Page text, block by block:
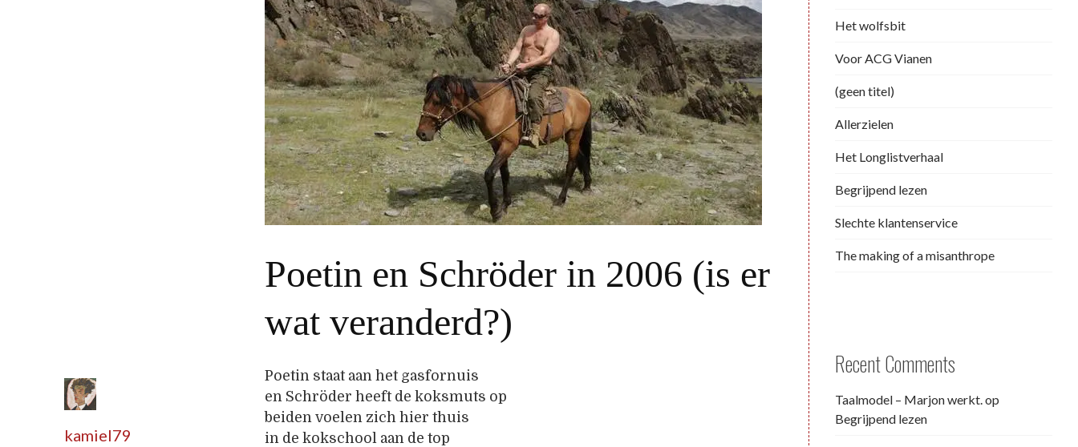
Poetin en Schröder in 2006 (is er
wat veranderd?)
kamiel79
Poetin staat aan het gasfornuis
en Schröder heeft de koksmuts op
beiden voelen zich hier thuis
in de kokschool aan de top
Het wolfsbit
Voor ACG Vianen
(geen titel)
Allerzielen
Het Longlistverhaal
Begrijpend lezen
Slechte klantenservice
The making of a misanthrope
Recent Comments
Taalmodel – Marjon werkt.op
Begrijpend lezen